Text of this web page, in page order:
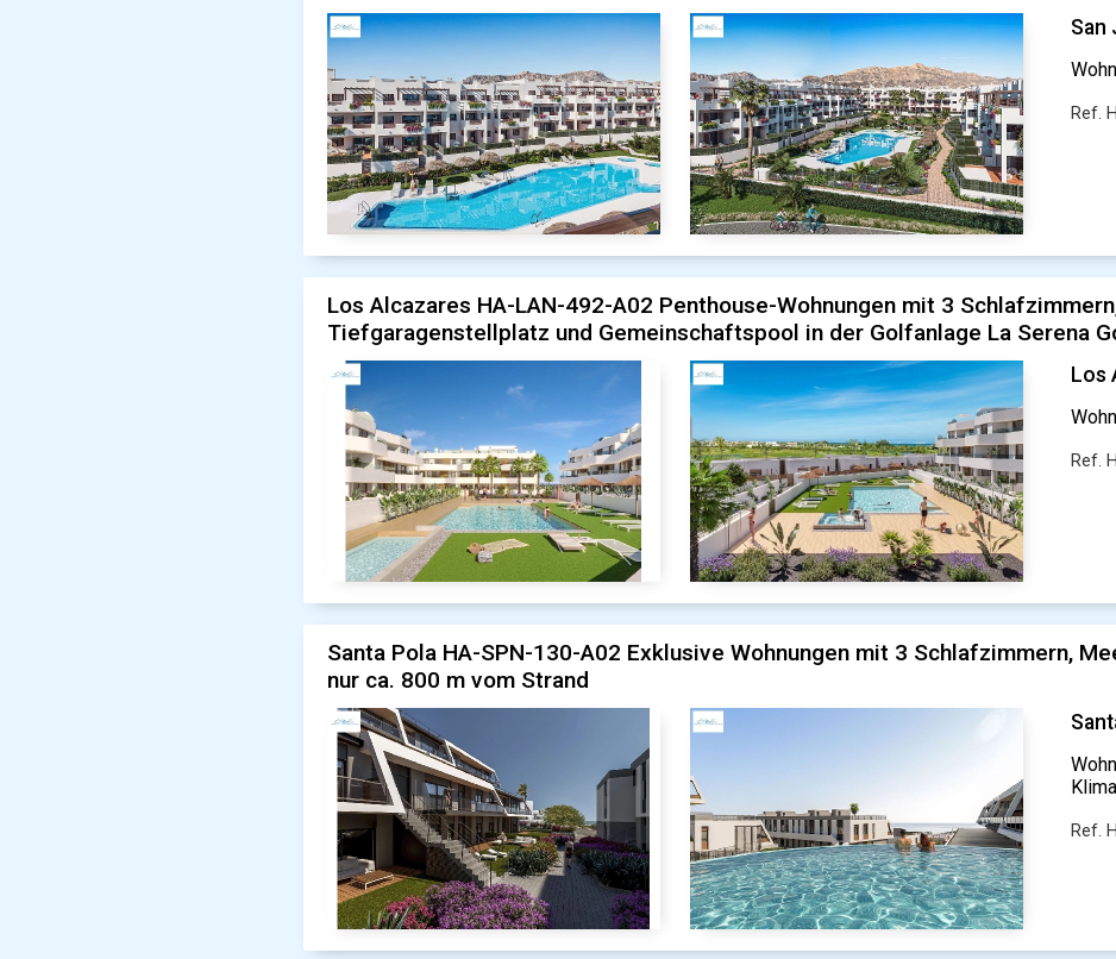
San
Ref.
Los Alcazares HA-LAN-492-A02 Penthouse-Wohnungen mit 3
Tiefgaragenstellplatz und Gemeinschaftspool in der Golfanlage La Serena
Los
Ref.
Santa Pola HA-SPN-130-A02 Exklusive Wohnungen mit 3 Schlafzimmern,
nur ca. 800 m vom Strand
Klima
Ref.